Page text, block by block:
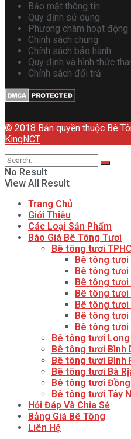
Bảo mật thông tin
Quy định sử dụng
Phương châm hoạt động
Chính sách chung
Chính sách bảo hành
Quy định và hình thức
Chính sách đổi trả
© 2018 Bản quyền thuộc Bê
KingNCT
No Result
View All Result
Trang Chủ
Giới Thiệu
Các Loại Sản Phẩm
Báo Giá Bê Tông Tươi
Bê tông tươi
Bê tông tươi
Bê tông tươi
Bê tông tươi
Bê tông tươi
Bê tông
Bê tông tươi
Bê tông tươi
Bê tông tươi Long
Bê tông tươi Bình
Bê tông tươi Bình
Bê tông tươi Bà
Bê tông tươi
Bê tông tươi Tây
Hỏi Đáp Và Chia Sẻ
Bảng Giá Bê Tông
Liên Hệ